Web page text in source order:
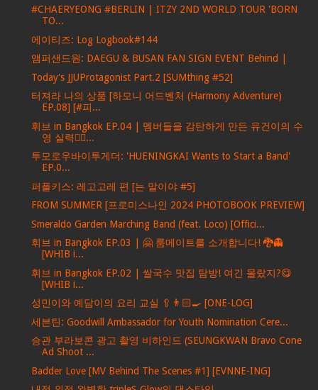
#CHAERYEONG #BERLIN | ITZY 2ND WORLD TOUR 'BORN
TO...
에이티즈: Log Logbook#144
앰퍼샌드원: DAEGU & BUSAN FAN SIGN EVENT Behind |
Today's JJUProtagonist Part.2 [SUMthing #52]
터져라 나의 상품 [하모니 어드벤처 (Harmony Adventure)
EP.08] [#피...
휘브 in Bangkok EP.04 | 멤버들을 감탄하게 만든 유건이의 수
영 실력🏊‍♂...
투모로우바이투게더: 'HUENINGKAI Wants to Start a Band'
EP.0...
퍼플키스: 레고고레 편 [는 말이야 #5]
FROM SUMMER [프로미스나인 2024 PHOTOBOOK PREVIEW]
Smeraldo Garden Marching Band (feat. Loco) [Offici...
휘브 in Bangkok EP.03 | 🤗 룸메이트를 소개합니다! 🐉👻
[WHIB i...
휘브 in Bangkok EP.02 | 쌀국수 맛집 탐방! 여긴 몰랐지?😋
[WHIB i...
성민이와 예담이의 요리 교실 🥄👨🏻‍🍳 [ONE-LOG]
세븐틴: Goodwill Ambassador for Youth Nomination Cere...
승관 부라보콘 광고 촬영 비하인드 (SEUNGKWAN Bravo Cone
Ad Shoot ...
Badder Love [MV Behind The Scenes #1] [EVNNE-ING]